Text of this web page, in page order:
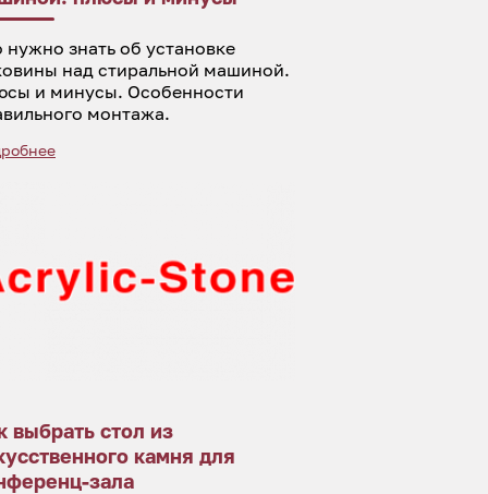
нужно знать об установке
над стиральной машиной.
и минусы. Особенности
монтажа.
выбрать стол из
камня для
зала